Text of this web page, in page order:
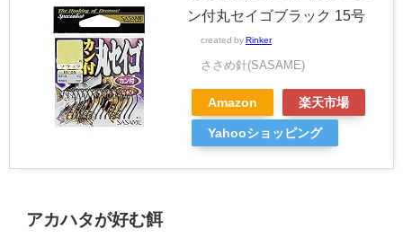
ン付丸セイゴブラック 15号
created by Rinker
ささめ針(SASAME)
Amazon 楽天市場
Yahooショッピング
アカハタが好む餌